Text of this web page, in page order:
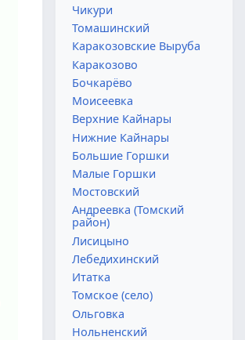
Чикури
Томашинский
Каракозовские Выруба
Каракозово
Бочкарёво
Моисеевка
Верхние Кайнары
Нижние Кайнары
Большие Горшки
Малые Горшки
Мостовский
Андреевка (Томский
район)
Лисицыно
Лебедихинский
Итатка
Томское (село)
Ольговка
Нольненский